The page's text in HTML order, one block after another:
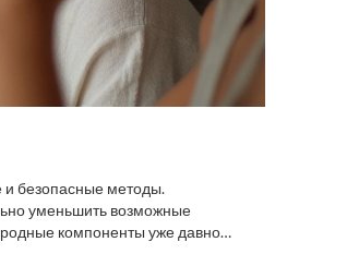
и безопасные методы.
уменьшить возможные
компоненты уже давно